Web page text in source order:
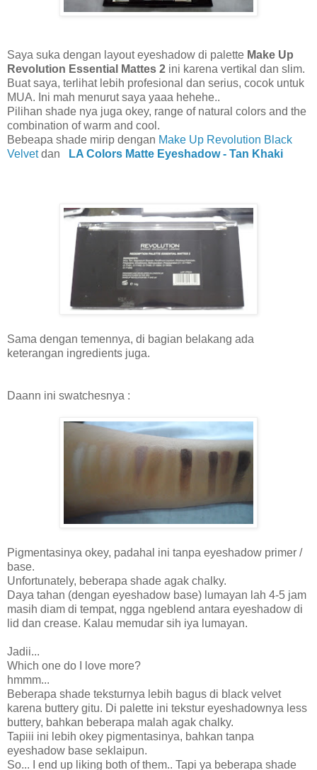
Saya suka dengan layout eyeshadow di palette Make Up
Revolution Essential Mattes 2 ini karena vertikal dan slim.
Buat saya, terlihat lebih profesional dan serius, cocok untuk
MUA. Ini mah menurut saya yaaa hehehe..
Pilihan shade nya juga okey, range of natural colors and the
combination of warm and cool.
Bebeapa shade mirip dengan Make Up Revolution Black
Velvetdan LA Colors Matte Eyeshadow - Tan Khaki
Sama dengan temennya, di bagian belakang ada
keterangan ingredients juga.
Daann ini swatchesnya :
Pigmentasinya okey, padahal ini tanpa eyeshadow primer /
base.
Unfortunately, beberapa shade agak chalky.
Daya tahan (dengan eyeshadow base) lumayan lah 4-5 jam
masih diam di tempat, ngga ngeblend antara eyeshadow di
lid dan crease. Kalau memudar sih iya lumayan.
Jadii...
Which one do I love more?
hmmm...
Beberapa shade teksturnya lebih bagus di black velvet
karena buttery gitu. Di palette ini tekstur eyeshadownya less
buttery, bahkan beberapa malah agak chalky.
Tapiii ini lebih okey pigmentasinya, bahkan tanpa
eyeshadow base seklaipun.
So... I end up liking both of them.. Tapi ya beberapa shade